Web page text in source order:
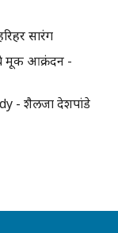
सारंग
मूक आक्रंदन -
- शैलजा देशपांडे